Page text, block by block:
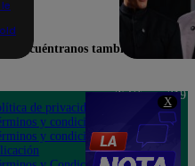
X
el
Encuéntranos también en
de privacidad
y condiciones
y condiciones
Teléfono: 219
Av. San
Felipe 968
Jesús María